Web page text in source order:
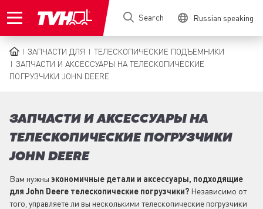
to
Search Russian speaking
BREADCRUMB
ЗАПЧАСТИ ДЛЯ
ТЕЛЕСКОПИЧЕСКИЕ ПОДЪЕМНИКИ
ЗАПЧАСТИ И АКСЕССУАРЫ НА ТЕЛЕСКОПИЧЕСКИЕ
ПОГРУЗЧИКИ JOHN DEERE
ЗАПЧАСТИ И АКСЕССУАРЫ НА
ТЕЛЕСКОПИЧЕСКИЕ ПОГРУЗЧИКИ
JOHN DEERE
Вам нужны экономичные детали и аксессуары, подходящие
для John Deere телескопические погрузчики? Независимо от
того, управляете ли вы несколькими телескопические погрузчики